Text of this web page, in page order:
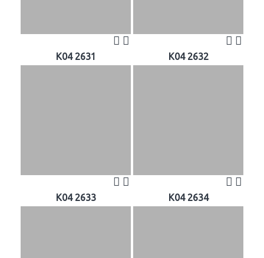
K04 2631 K04 2632
K04 2633 K04 2634